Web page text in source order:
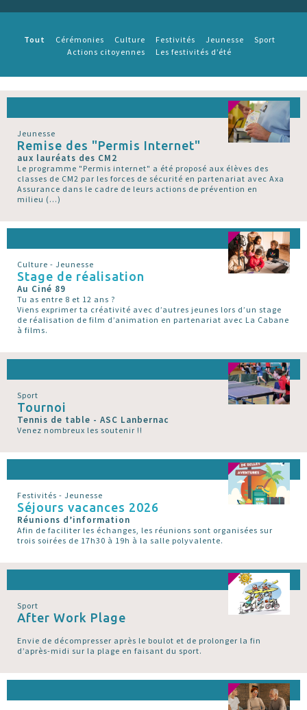
Tout Cérémonies Culture Festivités Jeunesse
Sport
Actions citoyennes
Les festivités d’été
Jeunesse
Remise des "Permis Internet"
aux lauréats des CM2
Le programme "Permis internet" a été proposé aux élèves des
classes de CM2 par les forces de sécurité en partenariat avec Axa
Assurance dans le cadre de leurs actions de prévention en
milieu (…)
Culture - Jeunesse
Stage de réalisation
Au Ciné 89
Tu as entre 8 et 12 ans ?
Viens exprimer ta créativité avec d’autres jeunes lors d’un stage
de réalisation de film d’animation en partenariat avec La Cabane
à films.
Sport
Tournoi
Tennis de table - ASC Lanbernac
Venez nombreux les soutenir !!
Festivités - Jeunesse
Séjours vacances 2026
Réunions d’information
Afin de faciliter les échanges, les réunions sont organisées sur
trois soirées de 17h30 à 19h à la salle polyvalente.
Sport
After Work Plage
Envie de décompresser après le boulot et de prolonger la fin
d’après-midi sur la plage en faisant du sport.